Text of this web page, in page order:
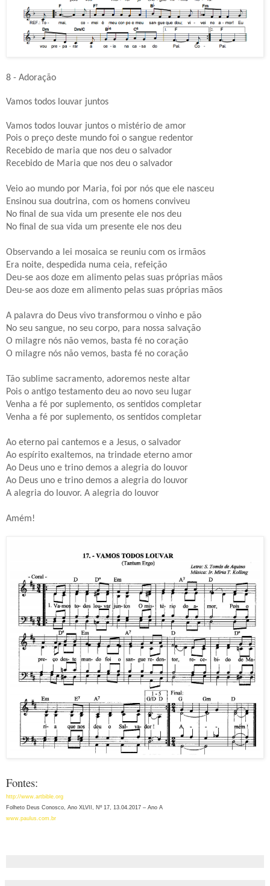
8 - Adoração
Vamos todos louvar juntos
Vamos todos louvar juntos o mistério de amor
Pois o preço deste mundo foi o sangue redentor
Recebido de maria que nos deu o salvador
Recebido de Maria que nos deu o salvador
Veio ao mundo por Maria, foi por nós que ele nasceu
Ensinou sua doutrina, com os homens conviveu
No final de sua vida um presente ele nos deu
No final de sua vida um presente ele nos deu
Observando a lei mosaica se reuniu com os irmãos
Era noite, despedida numa ceia, refeição
Deu-se aos doze em alimento pelas suas próprias mãos
Deu-se aos doze em alimento pelas suas próprias mãos
A palavra do Deus vivo transformou o vinho e pão
No seu sangue, no seu corpo, para nossa salvação
O milagre nós não vemos, basta fé no coração
O milagre nós não vemos, basta fé no coração
Tão sublime sacramento, adoremos neste altar
Pois o antigo testamento deu ao novo seu lugar
Venha a fé por suplemento, os sentidos completar
Venha a fé por suplemento, os sentidos completar
Ao eterno pai cantemos e a Jesus, o salvador
Ao espírito exaltemos, na trindade eterno amor
Ao Deus uno e trino demos a alegria do louvor
Ao Deus uno e trino demos a alegria do louvor
A alegria do louvor. A alegria do louvor
Amém!
Fontes:
http://www.artbible.org
Folheto Deus Conosco, Ano XLVII, N º 17, 13.04.2017 – Ano A
www.paulus.com.br